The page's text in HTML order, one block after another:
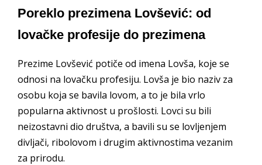
Poreklo prezimena Lovšević: od
lovačke profesije do prezimena
Prezime Lovšević potiče od imena Lovša, koje se
odnosi na lovačku profesiju. Lovša je bio naziv za
osobu koja se bavila lovom, a to je bila vrlo
popularna aktivnost u prošlosti. Lovci su bili
neizostavni dio društva, a bavili su se lovljenjem
divljači, ribolovom i drugim aktivnostima vezanim
za prirodu.